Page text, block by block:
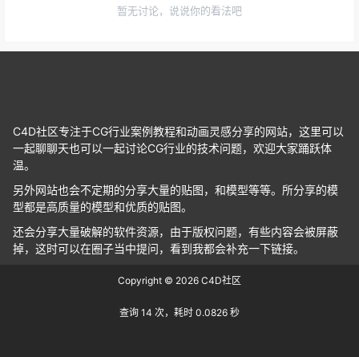
暂无讨论，说说你的看法吧
C4D社区专注于CG行业案例教程和动画灵感分享的网站，这里可以
一起聊聊天也可以一起讨论CG行业的技术问题，欢迎大家踊跃体
温。
另外网站也会不定期的分享大量的贴图，和模型等等。所分享的模
型都是高质量的模型和优质的贴图。
还会分享大量破解的软件资源，由于版权问题，有些内容会被屏蔽
掉，这时可以在圈子当中提问，看到我都会补充一下链接。
Copyright © 2026 C4D社区
查询 14 次，耗时 0.0826 秒